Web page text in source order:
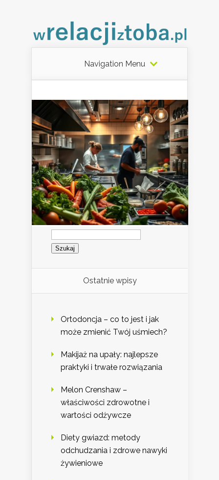
Navigation Menu
Szukaj:
Ostatnie wpisy
Ortodoncja – co to jest i jak
może zmienić Twój uśmiech?
Makijaż na upały: najlepsze
praktyki i trwałe rozwiązania
Melon Crenshaw –
właściwości zdrowotne i
wartości odżywcze
Diety gwiazd: metody
odchudzania i zdrowe nawyki
żywieniowe